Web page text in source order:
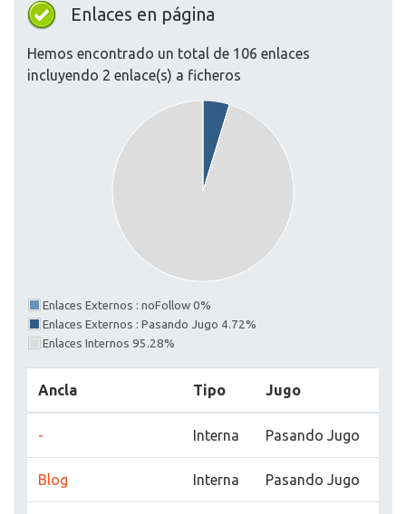
Enlaces en página
Hemos encontrado un total de 106 enlaces
incluyendo 2 enlace(s) a ficheros
Enlaces Externos : noFollow 0%
Enlaces Externos : Pasando Jugo 4.72%
Enlaces Internos 95.28%
Ancla Tipo Jugo
- Interna Pasando Jugo
Blog Interna Pasando Jugo